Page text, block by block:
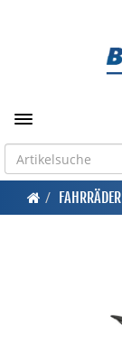
Toggle navigation
FAHRRÄDER